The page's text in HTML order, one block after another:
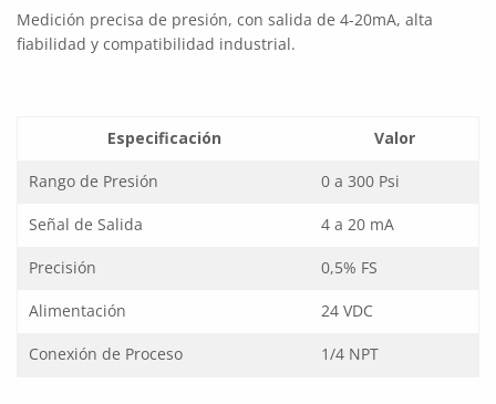
Medición precisa de presión, con salida de 4-20mA, alta
fiabilidad y compatibilidad industrial.
Especificación Valor
Rango de Presión 0 a 300 Psi
Señal de Salida 4 a 20 mA
Precisión 0,5% FS
Alimentación 24 VDC
Conexión de Proceso 1/4 NPT